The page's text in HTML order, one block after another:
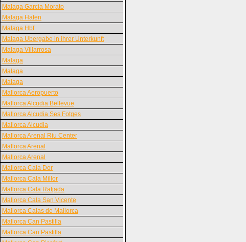
Malaga Garcia Morato
Malaga Hafen
Malaga Hbf
Malaga Ubergabe in ihrer Unterkunft
Malaga Villarrosa
Malaga
Malaga
Malaga
Mallorca Aeropuerto
Mallorca Alcudia Bellevue
Mallorca Alcudia Ses Fotges
Mallorca Alcudia
Mallorca Arenal Riu Center
Mallorca Arenal
Mallorca Arenal
Mallorca Cala Dor
Mallorca Cala Millor
Mallorca Cala Ratjada
Mallorca Cala San Vicente
Mallorca Calas de Mallorca
Mallorca Can Pastilla
Mallorca Can Pastilla